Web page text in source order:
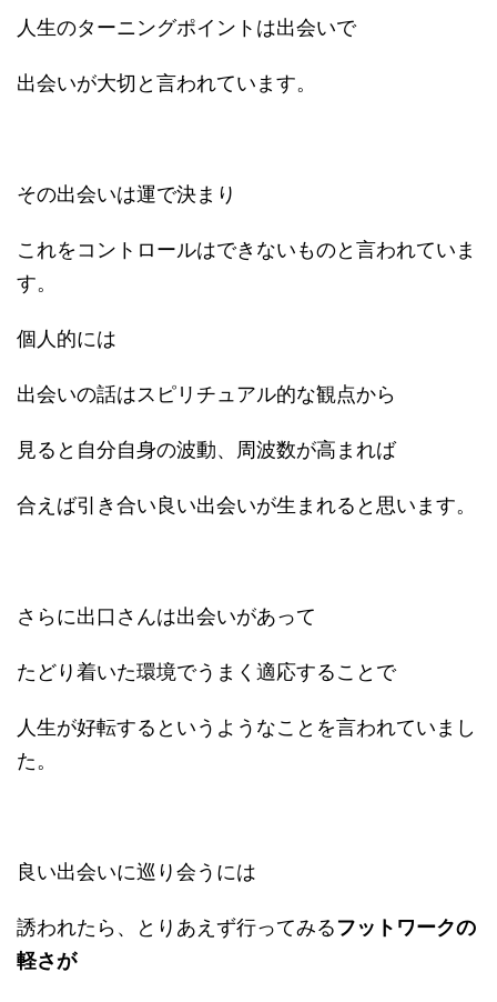
人生のターニングポイントは出会いで
出会いが大切と言われています。
その出会いは運で決まり
これをコントロールはできないものと言われていま
す。
個人的には
出会いの話はスピリチュアル的な観点から
見ると自分自身の波動、周波数が高まれば
合えば引き合い良い出会いが生まれると思います。
さらに出口さんは出会いがあって
たどり着いた環境でうまく適応することで
人生が好転するというようなことを言われていまし
た。
良い出会いに巡り会うには
誘われたら、とりあえず行ってみるフットワークの
軽さが